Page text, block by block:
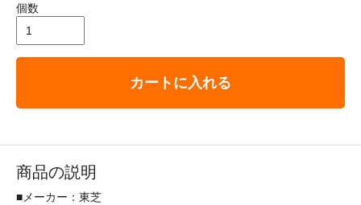
個数
カートに入れる
商品の説明
■メーカー：東芝